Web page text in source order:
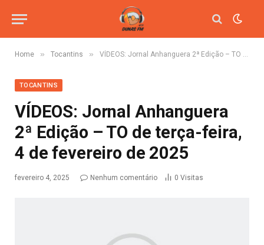
Home » Tocantins » VÍDEOS: Jornal Anhanguera 2ª Edição – TO de terça-feira, 4 de fevereiro de 2025
TOCANTINS
VÍDEOS: Jornal Anhanguera
2ª Edição – TO de terça-feira,
4 de fevereiro de 2025
fevereiro 4, 2025 Nenhum comentário 0 Visitas